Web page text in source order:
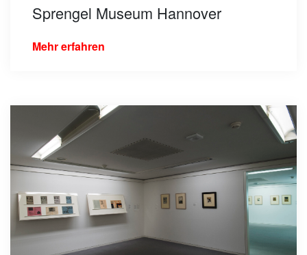
Sprengel Museum Hannover
Mehr erfahren